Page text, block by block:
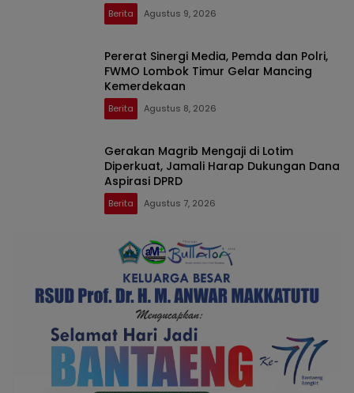
Berita Agustus 9, 2026
Pererat Sinergi Media, Pemda dan Polri,
FWMO Lombok Timur Gelar Mancing
Kemerdekaan
Berita Agustus 8, 2026
Gerakan Magrib Mengaji di Lotim
Diperkuat, Jamali Harap Dukungan Dana
Aspirasi DPRD
Berita Agustus 7, 2026